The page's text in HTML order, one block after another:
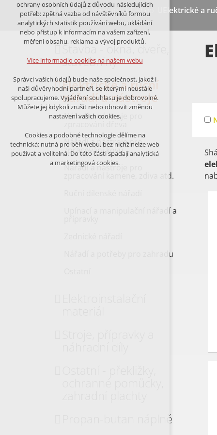
Bazar Vysočina E-shop Elektrické a
Stavba - okna, dveře,
stavebniny
Elektrické a ruční
nářadí a nástroje
Nářadí a nástroje pro
Nářadí a nástroje pro
zpracování kovů
Nářadí a nástroje pro
zpracování kamene, zdiva atd.
Upínací a manipulační nářadí a
Nářadí a potřeby pro zahradu
Propan-butan náplně
nutná pro provozování webu
udržení kontextu stránek (session):
případná přihlášení, volby jazyka, apod.
Volitelná cookies
analytická pro anonymizované
vyhodnocení návštěvnosti
marketingová cookies (Google,Facebook)
Více informací o cookies na našem webu
ODMÍTNOUT VŠE
ochrany osobních údajů z důvodu následujících
potřeb: zpětná vazba od návštěvníků formou
analytických statistik používání webu, ukládání
nebo přístup k informacím na vašem zařízení,
měření obsahu, reklama a vývoj produktů.
Více informací o cookies na našem webu
Správci vašich údajů bude naše společnost, jakož i
naši důvěryhodní partneři, se kterými neustále
spolupracujeme. Vyjádření souhlasu je dobrovolné.
Můžete jej kdykoli zrušit nebo obnovit změnou
nastavení vašich cookies.
Cookies a podobné technologie dělíme na
technická: nutná pro běh webu, bez nichž nelze web
používat a volitelná. Do této části spadají analytická
a marketingová cookies.